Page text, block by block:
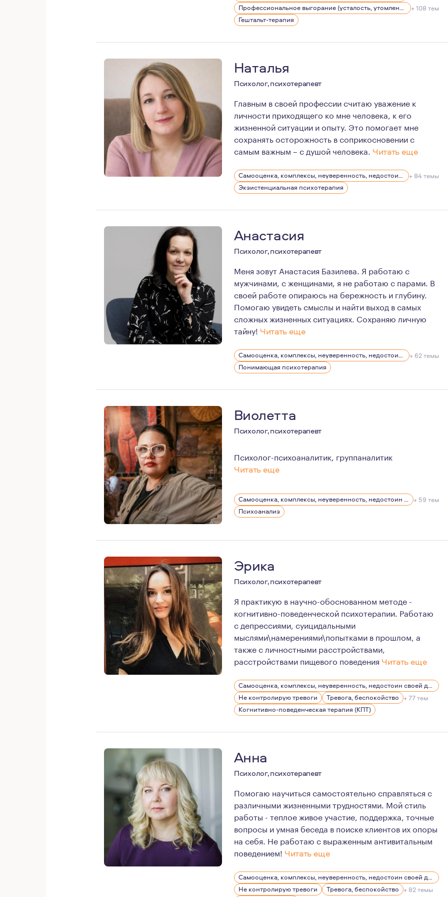
Родилась в семье медиков. Естественно, мечтала
На протяжении 20 лет работала руководителем
Я замужем, есть взрослая дочь. Есть друзья,
Профессиональное выгорание (усталость, утомление), стрессы
+ 108 тем
Гештальт-терапия
Наталья
Психолог, психотерапевт
Главным в своей профессии считаю уважение к
личности приходящего ко мне человека, к его
жизненной ситуации и опыту. Это помогает мне
сохранять осторожность в соприкосновении с
самым важным – с душой человека. Читать еще
Существует такое мнение, что эффективность
Самооценка, комплексы, неуверенность, недостоин своей должности или положения в обществе
+ 84 темы
Экзистенциальная психотерапия
Анастасия
Психолог, психотерапевт
Меня зовут Анастасия Базилева. Я работаю с
мужчинами, с женщинами, я не работаю с парами. В
своей работе опираюсь на бережность и глубину.
Помогаю увидеть смыслы и найти выход в самых
сложных жизненных ситуациях. Сохраняю личную
тайну! Читать еще
На что я опираюсь в своей практике:
Профессионализм — МГППУ один из лучших вузов,
Я люблю то, что делаю. Я не боюсь глубины и готова
Для своей работы я черпаю вдохновение в
Самооценка, комплексы, неуверенность, недостоин своей должности или положения в обществе
+ 62 темы
Понимающая психотерапия
Виолетта
Психолог, психотерапевт
Психолог-психоаналитик, группаналитик
Читать еще
Желание быть психологом появилось в раннем
С 2019 по 2022гг. работала педагогом-психологом во
С 2016 по 2020 гг. проходила психоаналитическое и
Самооценка, комплексы, неуверенность, недостоин своей должности или положения в обществе
+ 59 тем
Психоанализ
Эрика
Психолог, психотерапевт
Я практикую в научно-обоснованном методе -
когнитивно-поведенческой психотерапии. Работаю
с депрессиями, суицидальными
мыслями\намерениями\попытками в прошлом, а
также с личностными расстройствами,
расстройствами пищевого поведения Читать еще
Ввиду клинической практики, беру в работу людей с
Самооценка, комплексы, неуверенность, недостоин своей должности или положения в обществе
Не контролирую тревоги
Тревога, беспокойство + 77 тем
Когнитивно-поведенческая терапия (КПТ)
Анна
Психолог, психотерапевт
Помогаю научиться самостоятельно справляться с
различными жизненными трудностями. Мой стиль
работы - теплое живое участие, поддержка, точные
вопросы и умная беседа в поиске клиентов их опоры
на себя. Не работаю с выраженным антивитальным
поведением! Читать еще
Мои ценности в работе: этика, гуманизм,
Я вдумчивый, теплый, устойчивый и внимательный
Самооценка, комплексы, неуверенность, недостоин своей должности или положения в обществе
Не контролирую тревоги
Тревога, беспокойство + 82 темы